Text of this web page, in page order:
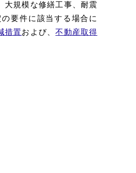
大規模な修繕工事、耐震
要件に該当する場合に
措置および、不動産取得